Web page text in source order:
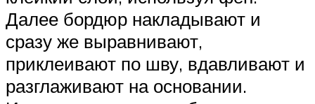
Далее бордюр накладывают и
сразу же выравнивают,
приклеивают по шву, вдавливают и
разглаживают на основании.